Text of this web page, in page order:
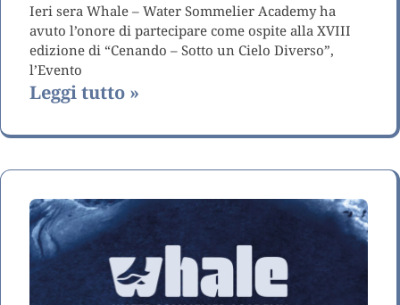
Ieri sera Whale – Water Sommelier Academy ha
avuto l’onore di partecipare come ospite alla XVIII
edizione di “Cenando – Sotto un Cielo Diverso”,
l’Evento
Leggi tutto »